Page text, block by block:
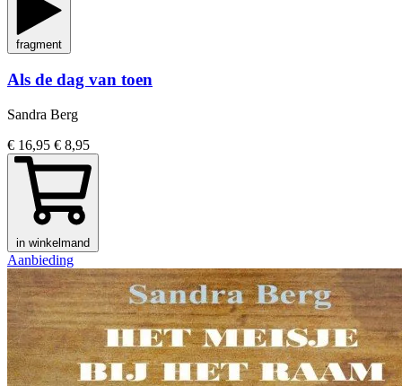
fragment
Als de dag van toen
Sandra Berg
€ 16,95 € 8,95
in winkelmand
Aanbieding